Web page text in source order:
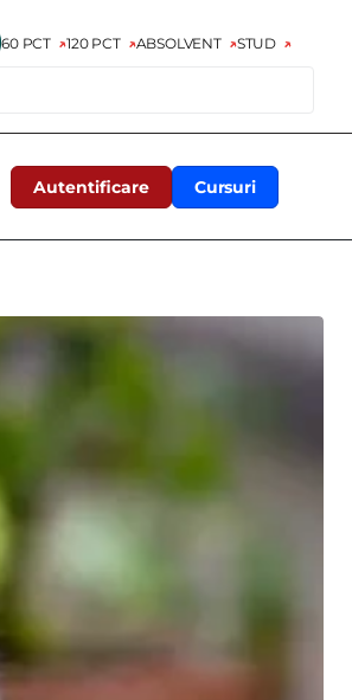
60 PCT 120 PCT ABSOLVENT STUD
Autentificare Cursuri